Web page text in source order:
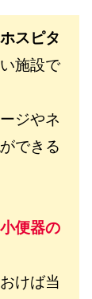
ホスピタ
施設で
ジやネ
ができる
小便器の
けば当